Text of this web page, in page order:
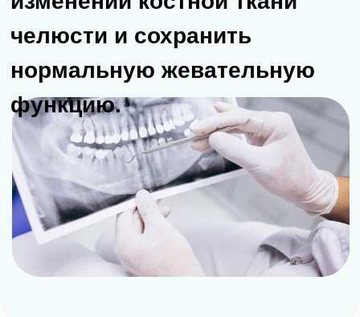
стоматологической патологии
— перенесенные травмы с
формы пародонтита и
пародонтоза, запущенный
кариозный процесс, обширные
гнойные воспаления корневой
системы и т. д. Согласно
современным тенденциям в
стоматологии, необходимо
своевременно восстанавливать
утраченные зубы. При